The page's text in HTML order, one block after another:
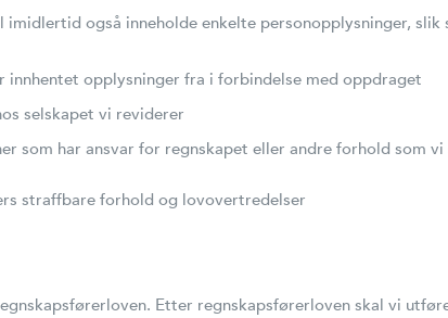
også inneholde enkelte personopplysninger, slik
innhentet opplysninger fra i forbindelse med oppdraget
selskapet vi reviderer
som har ansvar for regnskapet eller andre forhold som
straffbare forhold og lovovertredelser
Etter regnskapsførerloven skal vi